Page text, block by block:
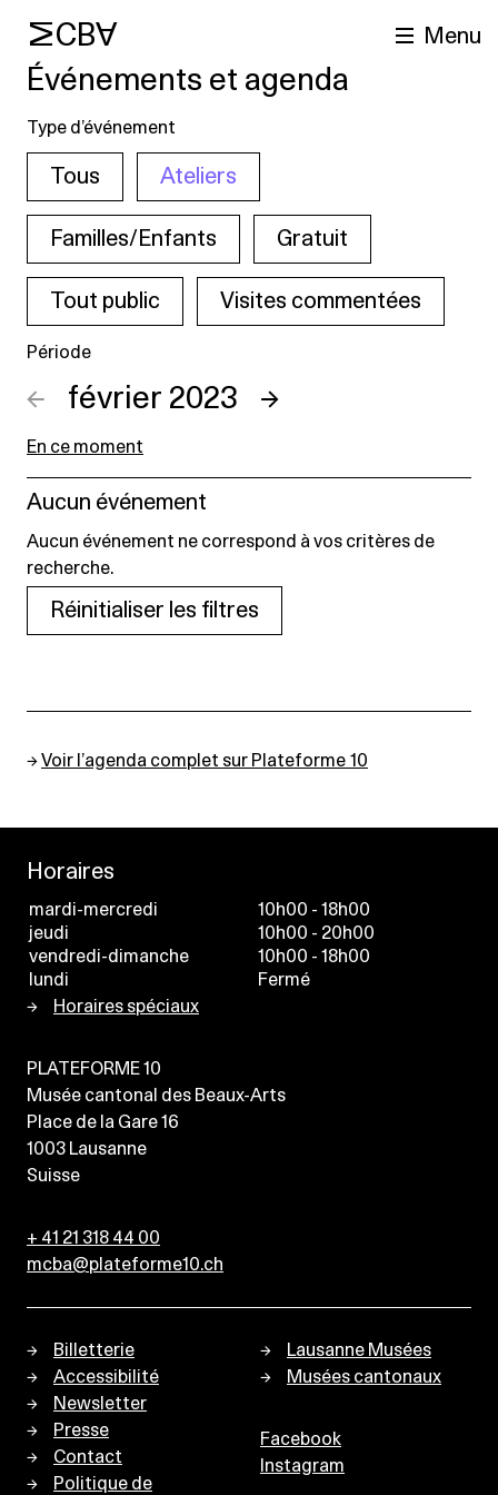
MCBA Menu
Événements et agenda
Type d’événement
Tous Ateliers
Familles/Enfants Gratuit
Tout public Visites commentées
Période
← février 2023 →
En ce moment
Aucun événement
Aucun événement ne correspond à vos critères de
recherche.
Réinitialiser les filtres
→Voir l’agenda complet sur Plateforme 10
Horaires
mardi-mercredi
10h00 - 18h00
jeudi
10h00 - 20h00
vendredi-dimanche
10h00 - 18h00
lundi
Fermé
Horaires spéciaux
PLATEFORME 10
Musée cantonal des Beaux-Arts
Place de la Gare 16
1003 Lausanne
Suisse
+ 41 21 318 44 00
mcba@plateforme10.ch
Billetterie
Accessibilité
Newsletter
Presse
Contact
Politique de
Lausanne Musées
Musées cantonaux
Facebook
Instagram